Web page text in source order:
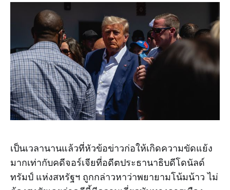
เป็นเวลานานแล้วที่หัวข้อข่าวก่อให้เกิดความขัดแย้ง
มากเท่ากับคดีจอร์เจียที่อดีตประธานาธิบดีโดนัลด์
ทรัมป์ แห่งสหรัฐฯ ถูกกล่าวหาว่าพยายามโน้มน้าว ไม่